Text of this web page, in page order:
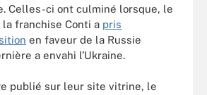
Celles-ci ont culminé lorsque, le
franchise Conti a pris
en faveur de la Russie
a envahi l’Ukraine.
publié sur leur site vitrine, le